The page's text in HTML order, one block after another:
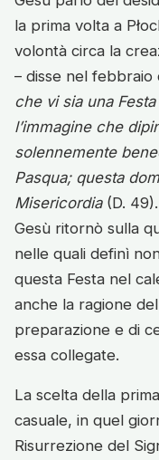
la prima volta a
volontà circa la
– disse nel febbraio
che vi sia una
l’immagine che
solennemente
Pasqua; questa
Misericordia(D. 49).
Gesù ritornò sulla
nelle quali definì
questa Festa nel
anche la ragione
preparazione e di
essa collegate.
La scelta della
casuale, in quel
Risurrezione del